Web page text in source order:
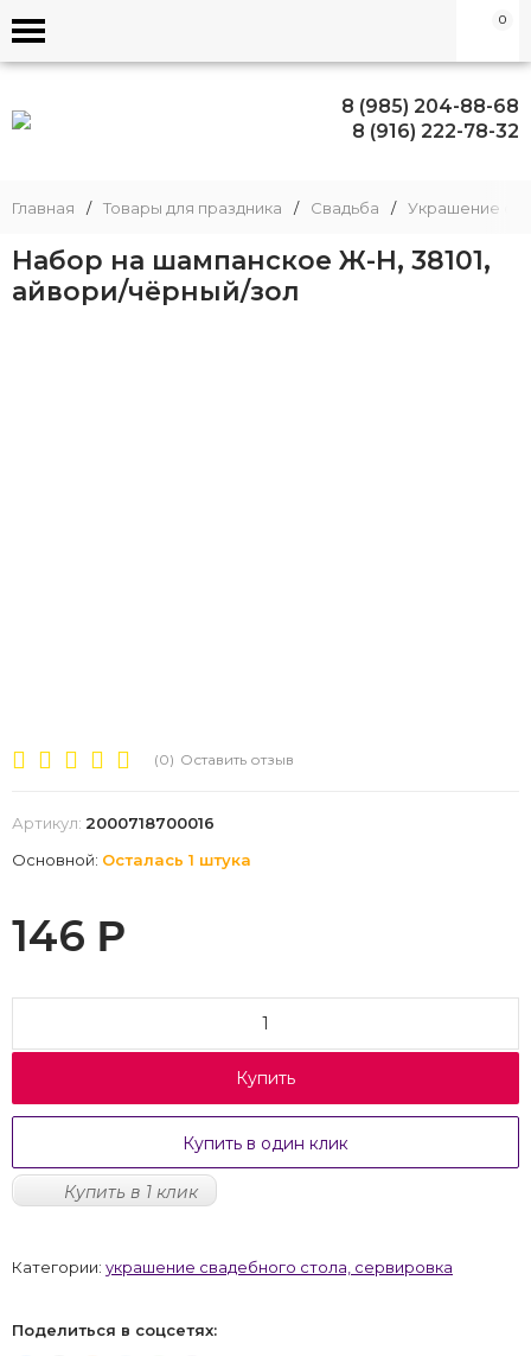
0
8 (985) 204-88-68
8 (916) 222-78-32
Главная / Товары для праздника / Свадьба / Украшение
Набор на шампанское Ж-Н, 38101,
айвори/чёрный/зол
(0) Оставить отзыв
Артикул: 2000718700016
Основной: Осталась 1 штука
146 Р
Купить
Купить в один клик
Купить в 1 клик
Категории: украшение свадебного стола, сервировка
Поделиться в соцсетях: